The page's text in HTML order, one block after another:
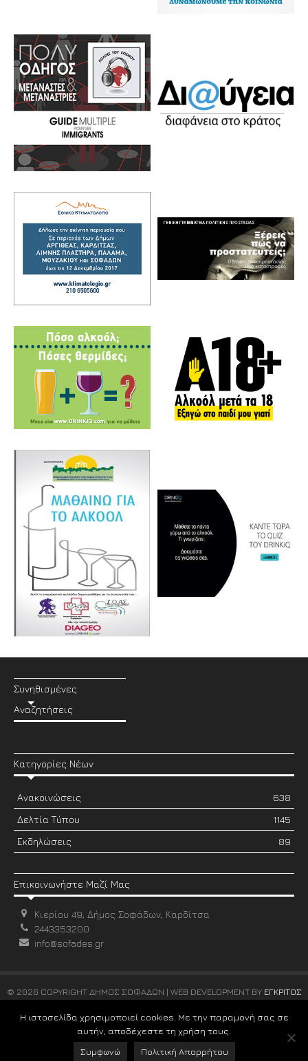
Συνηθισμένες
Αναζητήσεις
Κατηγορίες Νέων
Ανακοινώσεις
638
Δελτία Τύπου
1145
Εκδηλώσεις
89
Επικοινωνήστε Μαζί Μας
Κιερίου 49, Δήμος Σοφάδων, Καρδίτσα
2443353200
info@sofades.gr
© 2026 COPYRIGHT ΔΗΜΟΣ ΣΟΦΑΔΩΝ | WEB DEVELOPMENT BY ΕΓΚΡΙΤΟΣ
Η ιστοσελίδα χρησιμοποιεί cookies. Με την παραμονή σας σε
αυτήν, αποδέχεστε τη χρήση τους.
Συμφωνώ
Πολιτική Απορρήτου